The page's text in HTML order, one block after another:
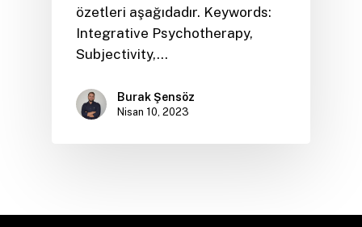
özetleri aşağıdadır. Keywords:
Integrative Psychotherapy,
Subjectivity,…
Burak Şensöz
Nisan 10, 2023